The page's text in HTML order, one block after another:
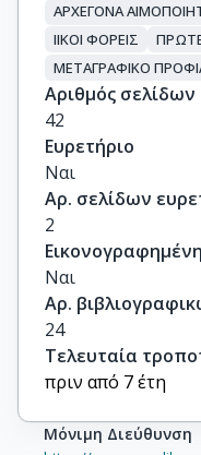
ΑΡΧΕΓΟΝΑ
ΙΙΚΟΙ ΦΟΡΕΙΣ
ΜΕΤΑΓΡΑΦΙΚΟ
Αριθμός σελίδων
42
Ευρετήριο
Ναι
Αρ. σελίδων
2
Εικονογραφημένη
Ναι
Αρ.
24
Τελευταία
πριν από 7 έτη
Μόνιμη Διεύθυνση